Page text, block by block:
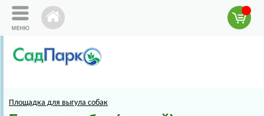
Площадка для выгула собак